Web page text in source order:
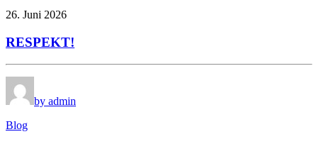
26. Juni 2026
RESPEKT!
by admin
Blog